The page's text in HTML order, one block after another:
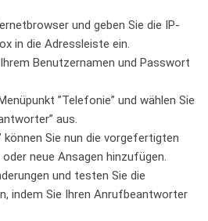
⁣und geben Sie‌ die IP-
in die Adressleiste ein.
Benutzernamen und Passwort
⁣”Telefonie” und​ wählen Sie‍
aus.
können Sie nun die ‍vorgefertigten
‌neue Ansagen hinzufügen.
und testen Sie die​
indem⁣ Sie Ihren Anrufbeantworter